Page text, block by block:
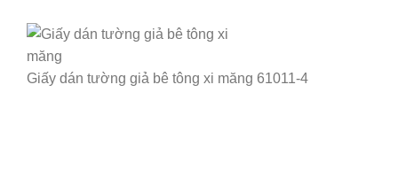
Giấy dán tường giả bê tông xi măng 61011-4